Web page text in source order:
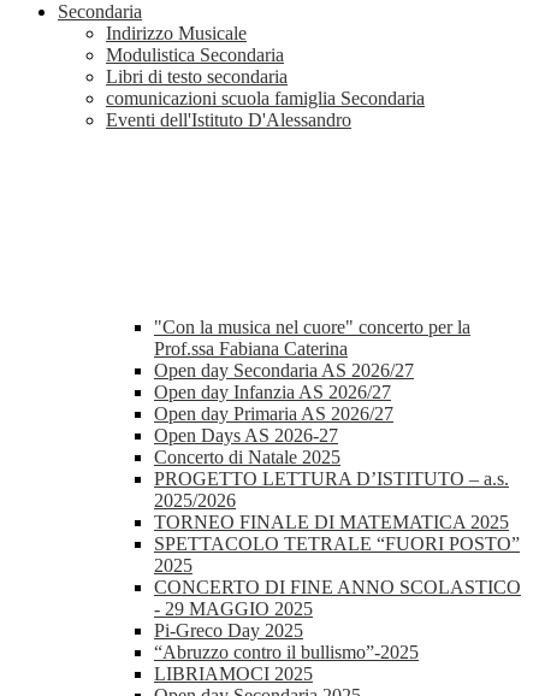
Secondaria
Indirizzo Musicale
Modulistica Secondaria
Libri di testo secondaria
comunicazioni scuola famiglia Secondaria
Eventi dell'Istituto D'Alessandro
"Con la musica nel cuore" concerto per la
Prof.ssa Fabiana Caterina
Open day Secondaria AS 2026/27
Open day Infanzia AS 2026/27
Open day Primaria AS 2026/27
Open Days AS 2026-27
Concerto di Natale 2025
PROGETTO LETTURA D’ISTITUTO – a.s.
2025/2026
TORNEO FINALE DI MATEMATICA 2025
SPETTACOLO TETRALE “FUORI POSTO”
2025
CONCERTO DI FINE ANNO SCOLASTICO
- 29 MAGGIO 2025
Pi-Greco Day 2025
“Abruzzo contro il bullismo”-2025
LIBRIAMOCI 2025